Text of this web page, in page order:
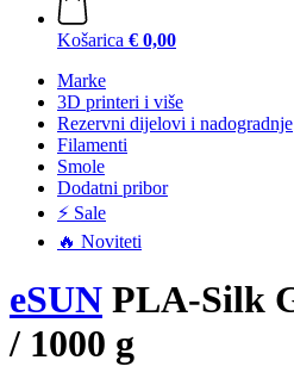
Košarica € 0,00
Marke
3D printeri i više
Rezervni dijelovi i nadogradnje
Filamenti
Smole
Dodatni pribor
⚡ Sale
🔥 Noviteti
eSUN PLA-Silk
/ 1000 g